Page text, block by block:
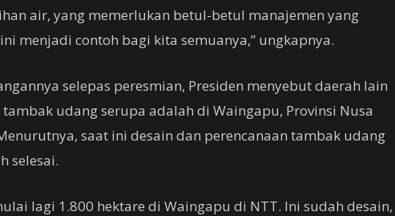
air, yang memerlukan betul-betul manajemen yang
menjadi contoh bagi kita semuanya,” ungkapnya.
selepas peresmian, Presiden menyebut daerah lain
udang serupa adalah di Waingapu, Provinsi Nusa
saat ini desain dan perencanaan tambak udang
selesai.
lagi 1.800 hektare di Waingapu di NTT. Ini sudah desain,